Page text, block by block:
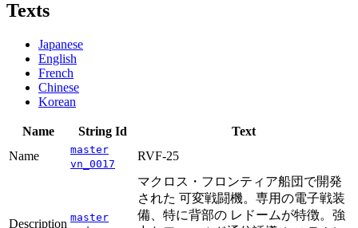
Texts
Japanese
English
French
Chinese
Korean
Name String Id
Text
Name
master
vn_0017
RVF-25
Description master
マクロス・フロンティア船団で開発
された 可変戦闘機。専用の電子戦装
備、特に背部の レドームが特徴。強